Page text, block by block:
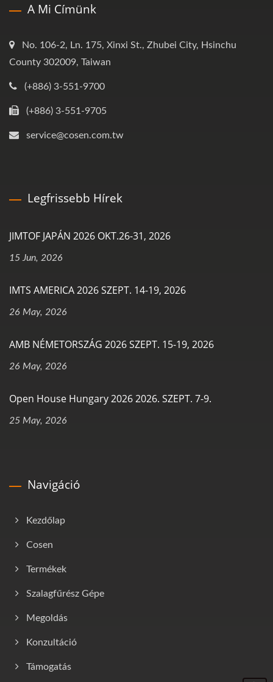
A Mi Címünk
No. 106-2, Ln. 175, Xinxi St., Zhubei City, Hsinchu
County 302009, Taiwan
(+886) 3-551-9700
(+886) 3-551-9705
service@cosen.com.tw
Legfrissebb Hírek
JIMTOF JAPÁN 2026 OKT.26-31, 2026
15 Jun, 2026
IMTS AMERICA 2026 SZEPT. 14-19, 2026
26 May, 2026
AMB NÉMETORSZÁG 2026 SZEPT. 15-19, 2026
26 May, 2026
Open House Hungary 2026 2026. SZEPT. 7-9.
25 May, 2026
Navigáció
Kezdőlap
Cosen
Termékek
Szalagfűrész Gépe
Megoldás
Konzultáció
Támogatás